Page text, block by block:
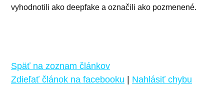
vyhodnotili ako deepfake a označili ako pozmenené.
Späť na zoznam článkov
Zdieľať článok na facebooku
Nahlásiť chybu